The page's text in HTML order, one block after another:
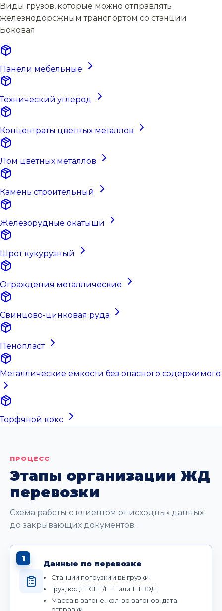
Виды грузов, которые можно отправлять
железнодорожным транспортом со станции
Боковая
Панели мебельные
Технический углерод
Концентраты цветных металлов
Лом цветных металлов
Камень строительный
Железорудные окатыши
Шрот кукурузный
Ограждения металлические
Свинцово-цинковая руда
Пенопласт
Металлические емкости без опасного содержимого
Торфяной кокс
ПРОЦЕСС
Этапы организации ЖД
перевозки
Схема работы с клиентом от исходных данных
до закрывающих документов.
1
Данные по перевозке
Станции погрузки и выгрузки
Груз, код ЕТСНГ/ГНГ или ТН ВЭД
Масса в вагоне, кол-во вагонов, дата
отправки